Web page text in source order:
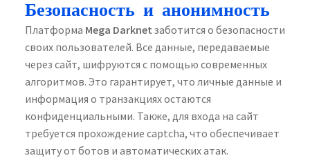
Безопасность и анонимность
Платформа Mega Darknet заботится о безопасности
своих пользователей. Все данные, передаваемые
через сайт, шифруются с помощью современных
алгоритмов. Это гарантирует, что личные данные и
информация о транзакциях остаются
конфиденциальными. Также, для входа на сайт
требуется прохождение captcha, что обеспечивает
защиту от ботов и автоматических атак.